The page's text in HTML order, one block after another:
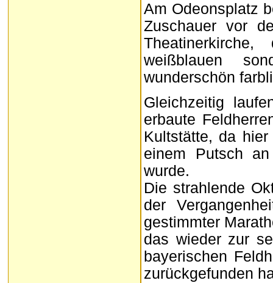
Am Odeonsplatz
Zuschauer vor
weißblauen
wunderschön
Gleichzeitig
erbaute
Kultstätte, da
einem Putsch
wurde.
Die strahlende
der
gestimmter
das wieder zur
bayerischen
zurückgefunden